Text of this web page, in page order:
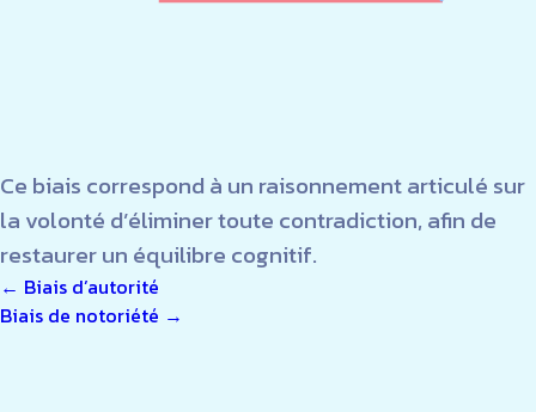
Ce biais correspond à un raisonnement articulé sur
la volonté d’éliminer toute contradiction, afin de
restaurer un équilibre cognitif.
NAVIGATION
← Biais d’autorité
Biais de notoriété →